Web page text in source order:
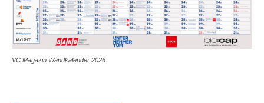
VC Magazin Wandkalender 2026